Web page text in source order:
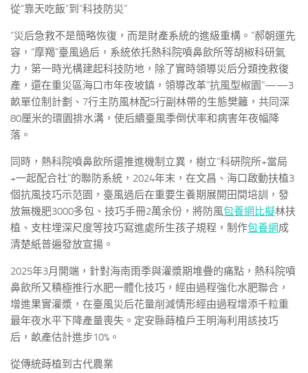
從“靠天吃飯”到“科技防災”
“災后急救不是簡略恢復，而是財產系統的進級重構。”郝朝運先
容，“摩羯”臺風過后，系統依托熱科院噴鼻飲所等胡椒科研氣
力，第一時光構建起科技防地，除了實時領導災后分類挽救復
產，還在重災區海口市年夜坡鎮，領導改革“抗風型椒園”——3
畝單位制計劃、7行主防風林配5行副林帶的生態樊籬，共同深
80厘米的環園排水溝，使后續臺風季倒伏率和病害年夜幅降
落。
同時，熱科院噴鼻飲所還推進機制立異，樹立“科研院所+當局
+一起配合社”的聯防系統，2024年末，在文昌、海口啟動扶植3
個抗風技巧示范園，臺風過后在重要生養期展開田間培訓，發
放無機肥3000多包、技巧手冊2萬余份，將防風包養網比擬林扶
植、支柱埋深尺度等技巧寫進處所生孩子規程，制作包養網成
清楚紙普遍發放宣揚。
2025年3月開端，針對海南雨季與灌漿期堆疊的痛點，熱科院噴
鼻飲所又積極推行水肥一體化技巧，經由過程強化水肥聯合，
增進果實灌漿，在臺風災后花量削減情形經由過程增添千粒重
最年夜水平下降產量喪失。定安縣蒔植戶王明海利用該技巧
后，畝產估計進步10%。
從傳統蒔植到古代農業